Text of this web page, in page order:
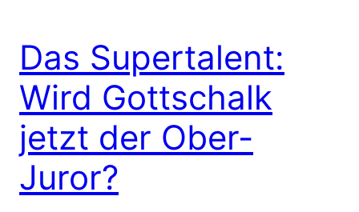
Das Supertalent:
Wird Gottschalk
jetzt der Ober-
Juror?